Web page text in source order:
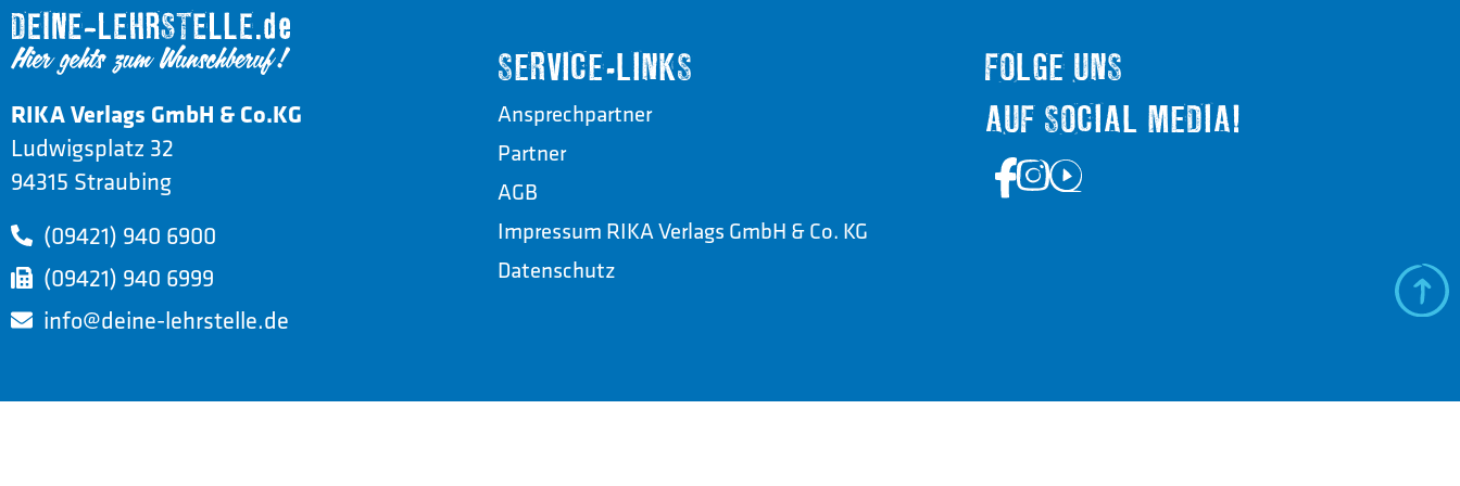
RIKA Verlags GmbH & Co.KG
Ludwigsplatz 32
94315 Straubing
(09421) 940 6900
(09421) 940 6999
info@deine-lehrstelle.de
SERVICE-LINKS
Ansprechpartner
Partner
AGB
Impressum RIKA Verlags GmbH & Co. KG
Datenschutz
FOLGE UNS
AUF SOCIAL MEDIA!